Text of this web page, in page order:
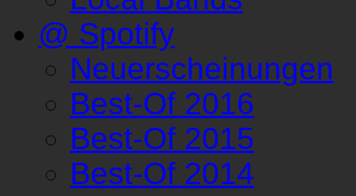
@ Spotify
Neuerscheinungen
Best-Of 2016
Best-Of 2015
Best-Of 2014